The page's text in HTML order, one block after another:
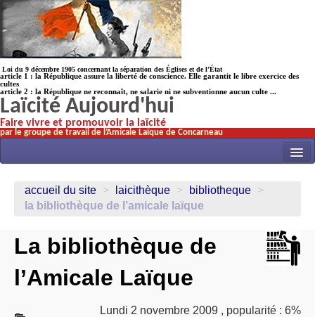
Loi du 9 décembre 1905 concernant la séparation des Églises et de l’État
article 1 : la République assure la liberté de conscience. Elle garantit le libre exercice des
cultes
article 2 : la République ne reconnaît, ne salarie ni ne subventionne aucun culte ...
Laïcité Aujourd'hui
Faire vivre et promouvoir la laïcité
par le groupe de travail de l’Amicale Laïque de Concarneau
ACTUALITÉS
ÉCOLES
HISTOIRE(s)
accueil du site > laicithèque > bibliotheque >
la bibliothèque de l’amicale laïque
La bibliothèque de
l’Amicale Laïque
Lundi 2 novembre 2009 , popularité : 6%